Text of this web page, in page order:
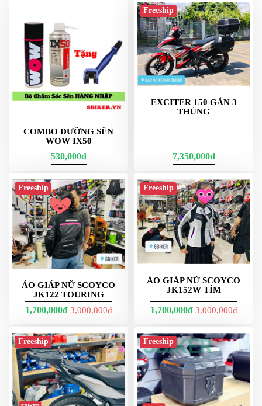
COMBO DƯỠNG SÊN
WOW IX50
530,000đ
Freeship
EXCITER 150 GẮN 3
THÙNG
7,350,000đ
Freeship
ÁO GIÁP NỮ SCOYCO
JK122 TOURING
1,700,000đ3,000,000đ
Freeship
ÁO GIÁP NỮ SCOYCO
JK152W TÍM
1,700,000đ3,000,000đ
Freeship Freeship